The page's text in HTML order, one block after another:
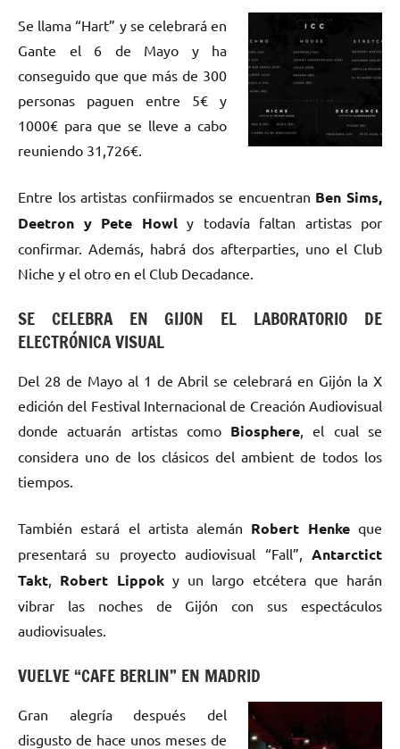
Se llama “Hart” y se celebrará en
Gante el 6 de Mayo y ha
conseguido que que más de 300
personas paguen entre 5€ y
1000€ para que se lleve a cabo
reuniendo 31,726€.
Entre los artistas confiirmados se encuentran Ben Sims,
Deetron y Pete Howl y todavía faltan artistas por
confirmar. Además, habrá dos afterparties, uno el Club
Niche y el otro en el Club Decadance.
SE CELEBRA EN GIJON EL LABORATORIO DE
ELECTRÓNICA VISUAL
Del 28 de Mayo al 1 de Abril se celebrará en Gijón la X
edición del Festival Internacional de Creación Audiovisual
donde actuarán artistas como Biosphere , el cual se
considera uno de los clásicos del ambient de todos los
tiempos.
También estará el artista alemán Robert Henkeque
presentará su proyecto audiovisual “Fall”, Antarctict
Takt
Robert Lippoky un largo etcétera que harán
vibrar las noches de Gijón con sus espectáculos
audiovisuales.
VUELVE “CAFE BERLIN” EN MADRID
Gran alegría después del
disgusto de hace unos meses de